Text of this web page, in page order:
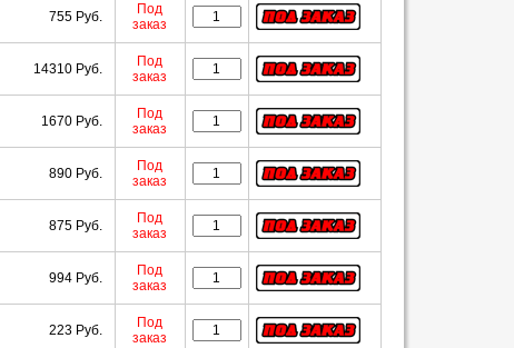
755 Руб.
Под
заказ
14310 Руб.
Под
заказ
1670 Руб.
Под
заказ
890 Руб.
Под
заказ
875 Руб.
Под
заказ
994 Руб.
Под
заказ
223 Руб.
Под
заказ